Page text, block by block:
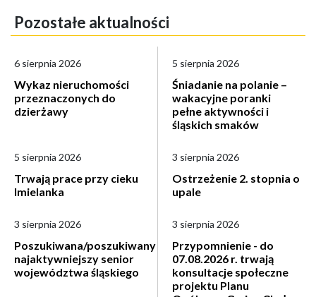
Pozostałe aktualności
6 sierpnia 2026
Wykaz nieruchomości
przeznaczonych do
dzierżawy
5 sierpnia 2026
Śniadanie na polanie –
wakacyjne poranki
pełne aktywności i
śląskich smaków
5 sierpnia 2026
Trwają prace przy cieku
Imielanka
3 sierpnia 2026
Ostrzeżenie 2. stopnia o
upale
3 sierpnia 2026
Poszukiwana/poszukiwany
najaktywniejszy senior
województwa śląskiego
3 sierpnia 2026
Przypomnienie - do
07.08.2026 r. trwają
konsultacje społeczne
projektu Planu